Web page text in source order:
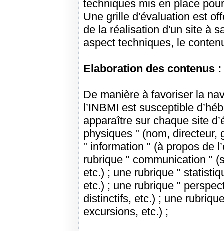
techniques mis en place
Une grille d'évaluation est
de la réalisation d'un site à
aspect techniques, le
Elaboration des contenus :
De manière à favoriser la
l’INBMI est susceptible
apparaître sur chaque site
physiques " (nom, directeur,
" information " (à propos de
rubrique " communication "
etc.) ; une rubrique "
etc.) ; une rubrique "
distinctifs, etc.) ; une
excursions, etc.) ;